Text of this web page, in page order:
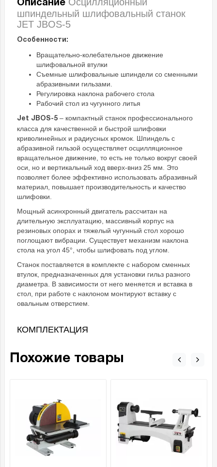
Описание
шпиндельный шлифовальный станок
JET JBOS-5
Особенности:
Вращательно-колебательное движение
шлифовальной втулки
Съемные шлифовальные шпиндели со сменными
абразивными гильзами.
Регулировка наклона рабочего стола
Рабочий стол из чугунного литья
Jet JBOS-5 – компактный станок профессионального
класса для качественной и быстрой шлифовки
криволинейных и радиусных кромок. Шпиндель с
абразивной гильзой осуществляет осцилляционное
вращательное движение, то есть не только вокруг своей
оси, но и вертикальный ход вверх-вниз 25 мм. Это
позволяет более эффективно использовать абразивный
материал, повышает производительность и качество
шлифовки.
Мощный асинхронный двигатель рассчитан на
длительную эксплуатацию, массивный корпус на
резиновых опорах и тяжелый чугунный стол хорошо
поглощают вибрации. Существует механизм наклона
стола на угол 45°, чтобы шлифовать под углом.
Станок поставляется в комплекте с набором сменных
втулок, предназначенных для установки гильз разного
диаметра. В зависимости от него меняется и вставка в
стол, при работе с наклоном монтируют вставку с
овальным отверстием.
КОМПЛЕКТАЦИЯ
Похожие товары